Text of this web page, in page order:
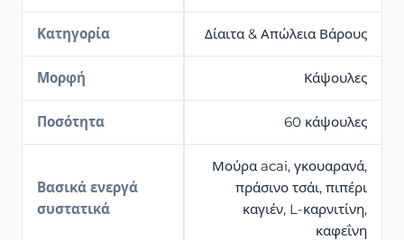
Κατηγορία Δίαιτα & Απώλεια Βάρους
Μορφή Κάψουλες
Ποσότητα 60 κάψουλες
Βασικά ενεργά
συστατικά
Μούρα acai, γκουαρανά,
πράσινο τσάι, πιπέρι
καγιέν, L-καρνιτίνη,
καφεΐνη